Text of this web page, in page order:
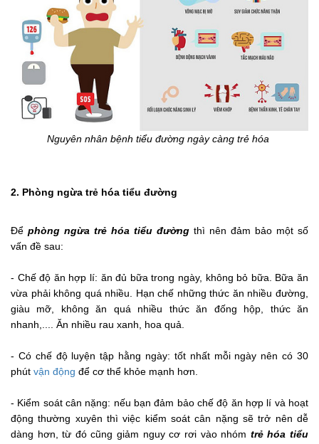
Nguyên nhân bệnh tiểu đường ngày càng trẻ hóa
2. Phòng ngừa trẻ hóa tiểu đường
Để phòng ngừa trẻ hóa tiểu đường thì nên đảm bảo một số
vấn đề sau:
- Chế độ ăn hợp lí: ăn đủ bữa trong ngày, không bỏ bữa. Bữa ăn
vừa phải không quá nhiều. Hạn chế những thức ăn nhiều đường,
giàu mỡ, không ăn quá nhiều thức ăn đống hộp, thức ăn
nhanh,.... Ăn nhiều rau xanh, hoa quả.
- Có chế độ luyện tập hằng ngày: tốt nhất mỗi ngày nên có 30
phút vận động để cơ thể khỏe mạnh hơn.
- Kiểm soát cân nặng: nếu bạn đảm bảo chế độ ăn hợp lí và hoạt
động thường xuyên thì việc kiểm soát cân nặng sẽ trở nên dễ
dàng hơn, từ đó cũng giảm nguy cơ rơi vào nhóm trẻ hóa tiểu